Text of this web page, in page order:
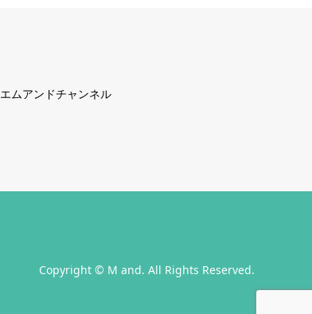
エムアンドチャンネル
Copyright © M and. All Rights Reserved.